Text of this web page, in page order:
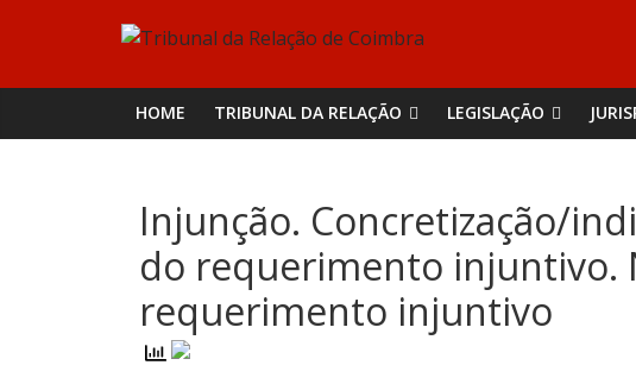
Tribunal
da
de
Coimbra
HOME TRIBUNAL DA RELAÇÃO LEGISLAÇÃO
Injunção. Concretização/
do requerimento injuntivo.
requerimento injuntivo